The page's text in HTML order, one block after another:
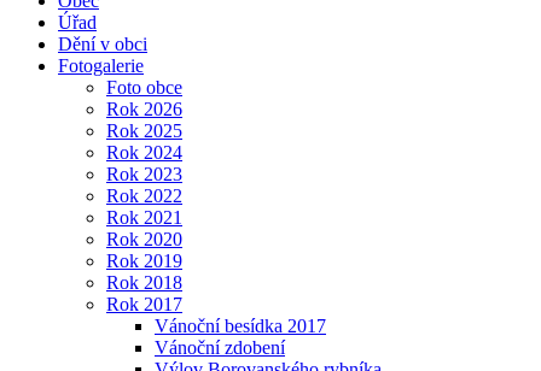
Úřad
Dění v obci
Fotogalerie
Foto obce
Rok 2026
Rok 2025
Rok 2024
Rok 2023
Rok 2022
Rok 2021
Rok 2020
Rok 2019
Rok 2018
Rok 2017
Vánoční besídka 2017
Vánoční zdobení